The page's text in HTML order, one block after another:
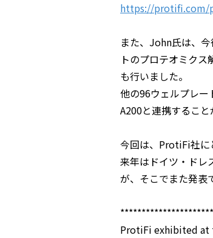
https://protifi.com/
また、John氏は、
トのプロテオミク
も行いました。
他の96ウェルプレ
A200と連携すること
今回は、ProtiFi社に
来年はドイツ・ドレ
が、そこでまた発表
ProtiFi exhibited at